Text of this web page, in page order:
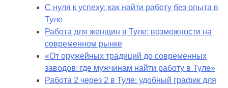
С нуля к успеху: как найти работу без опыта в
Туле
Работа для женщин в Туле: возможности на
современном рынке
«От оружейных традиций до современных
заводов: где мужчинам найти работу в Туле»
Работа 2 через 2 в Туле: удобный график для